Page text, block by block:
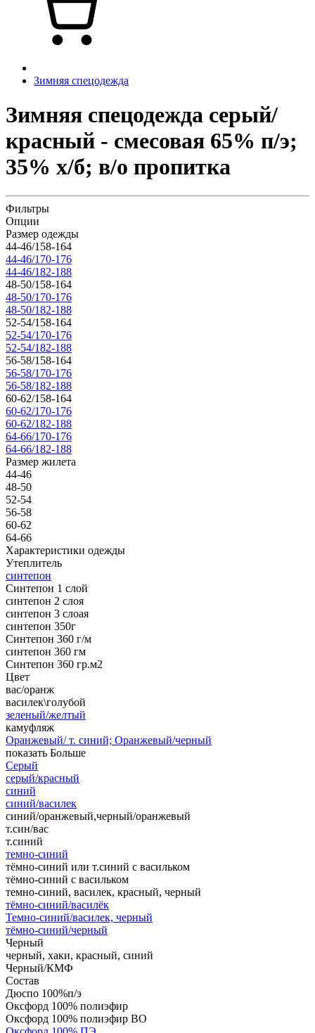
Зимняя спецодежда
Зимняя спецодежда серый/
красный - смесовая 65% п/э;
35% х/б; в/о пропитка
Фильтры
Опции
Размер одежды
44-46/158-164
44-46/170-176
44-46/182-188
48-50/158-164
48-50/170-176
48-50/182-188
52-54/158-164
52-54/170-176
52-54/182-188
56-58/158-164
56-58/170-176
56-58/182-188
60-62/158-164
60-62/170-176
60-62/182-188
64-66/170-176
64-66/182-188
Размер жилета
44-46
48-50
52-54
56-58
60-62
64-66
Характеристики одежды
Утеплитель
синтепон
Синтепон 1 слой
синтепон 2 слоя
синтепон 3 слоая
синтепон 350г
Синтепон 360 г/м
синтепон 360 гм
Синтепон 360 гр.м2
Цвет
вас/оранж
василек\голубой
зеленый/желтый
камуфляж
Оранжевый/ т. синий; Оранжевый/черный
показать Больше
Серый
серый/красный
синий
синий/василек
синий/оранжевый,черный/оранжевый
т.син/вас
т.синий
темно-синий
тёмно-синий или т.синий с васильком
тёмно-синий с васильком
темно-синий, василек, красный, черный
тёмно-синий/василёк
Темно-синий/василек, черный
тёмно-синий/черный
Черный
черный, хаки, красный, синий
Черный/КМФ
Состав
Дюспо 100%п/э
Оксфорд 100% полиэфир
Оксфорд 100% полиэфир ВО